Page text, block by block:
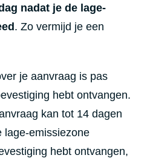
nadat je de lage-
. Zo vermijd je een
je aanvraag is pas
hebt ontvangen.
kan tot 14 dagen
lage-emissiezone
hebt ontvangen,